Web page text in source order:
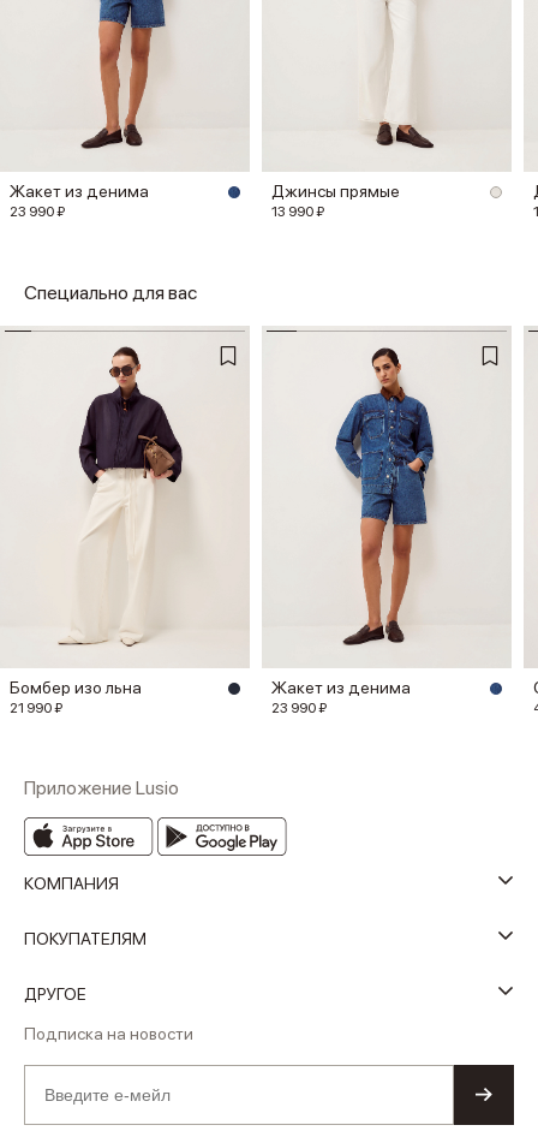
Жакет из денима
23 990 ₽
Джинсы прямые
13 990 ₽
Специально для вас
Бомбер изо льна
21 990 ₽
Жакет из денима
23 990 ₽
Приложение Lusio
КОМПАНИЯ
ПОКУПАТЕЛЯМ
ДРУГОЕ
Подписка на новости